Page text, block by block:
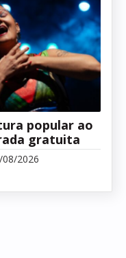
popular ao
gratuita
2026